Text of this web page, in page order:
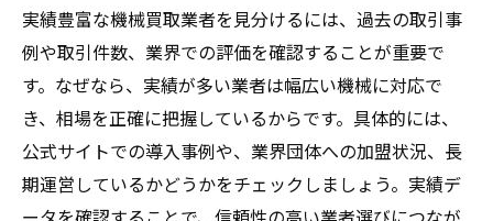
実績豊富な機械買取業者を見分けるには、過去の取引事
例や取引件数、業界での評価を確認することが重要で
す。なぜなら、実績が多い業者は幅広い機械に対応で
き、相場を正確に把握しているからです。具体的には、
公式サイトでの導入事例や、業界団体への加盟状況、長
期運営しているかどうかをチェックしましょう。実績デ